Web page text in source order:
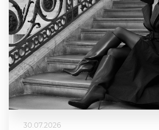
30.07.2026